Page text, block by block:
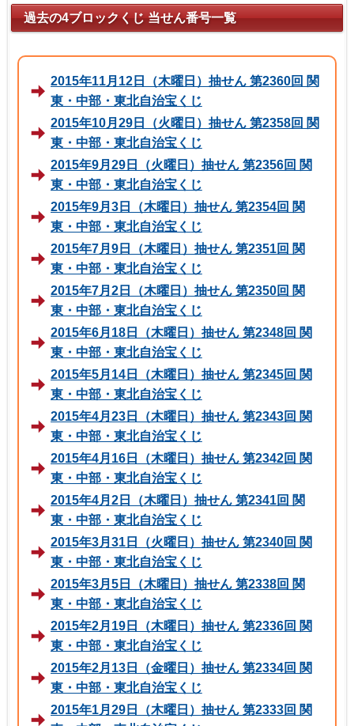
過去の4ブロックくじ 当せん番号一覧
2015年11月12日（木曜日）抽せん 第2360回 関
東・中部・東北自治宝くじ
2015年10月29日（火曜日）抽せん 第2358回 関
東・中部・東北自治宝くじ
2015年9月29日（火曜日）抽せん 第2356回 関
東・中部・東北自治宝くじ
2015年9月3日（木曜日）抽せん 第2354回 関
東・中部・東北自治宝くじ
2015年7月9日（木曜日）抽せん 第2351回 関
東・中部・東北自治宝くじ
2015年7月2日（木曜日）抽せん 第2350回 関
東・中部・東北自治宝くじ
2015年6月18日（木曜日）抽せん 第2348回 関
東・中部・東北自治宝くじ
2015年5月14日（木曜日）抽せん 第2345回 関
東・中部・東北自治宝くじ
2015年4月23日（木曜日）抽せん 第2343回 関
東・中部・東北自治宝くじ
2015年4月16日（木曜日）抽せん 第2342回 関
東・中部・東北自治宝くじ
2015年4月2日（木曜日）抽せん 第2341回 関
東・中部・東北自治宝くじ
2015年3月31日（火曜日）抽せん 第2340回 関
東・中部・東北自治宝くじ
2015年3月5日（木曜日）抽せん 第2338回 関
東・中部・東北自治宝くじ
2015年2月19日（木曜日）抽せん 第2336回 関
東・中部・東北自治宝くじ
2015年2月13日（金曜日）抽せん 第2334回 関
東・中部・東北自治宝くじ
2015年1月29日（木曜日）抽せん 第2333回 関